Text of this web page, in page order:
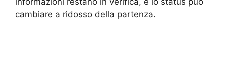
informazioni restano in verifica, e lo status può
cambiare a ridosso della partenza.